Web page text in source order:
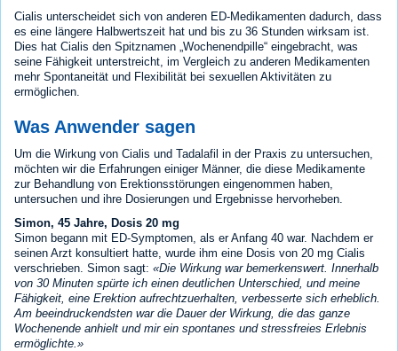
Cialis unterscheidet sich von anderen ED-Medikamenten dadurch, dass
es eine längere Halbwertszeit hat und bis zu 36 Stunden wirksam ist.
Dies hat Cialis den Spitznamen „Wochenendpille“ eingebracht, was
seine Fähigkeit unterstreicht, im Vergleich zu anderen Medikamenten
mehr Spontaneität und Flexibilität bei sexuellen Aktivitäten zu
ermöglichen.
Was Anwender sagen
Um die Wirkung von Cialis und Tadalafil in der Praxis zu untersuchen,
möchten wir die Erfahrungen einiger Männer, die diese Medikamente
zur Behandlung von Erektionsstörungen eingenommen haben,
untersuchen und ihre Dosierungen und Ergebnisse hervorheben.
Simon, 45 Jahre, Dosis 20 mg
Simon begann mit ED-Symptomen, als er Anfang 40 war. Nachdem er
seinen Arzt konsultiert hatte, wurde ihm eine Dosis von 20 mg Cialis
verschrieben. Simon sagt:
Die Wirkung war bemerkenswert. Innerhalb
von 30 Minuten spürte ich einen deutlichen Unterschied, und meine
Fähigkeit, eine Erektion aufrechtzuerhalten, verbesserte sich erheblich.
Am beeindruckendsten war die Dauer der Wirkung, die das ganze
Wochenende anhielt und mir ein spontanes und stressfreies Erlebnis
ermöglichte.